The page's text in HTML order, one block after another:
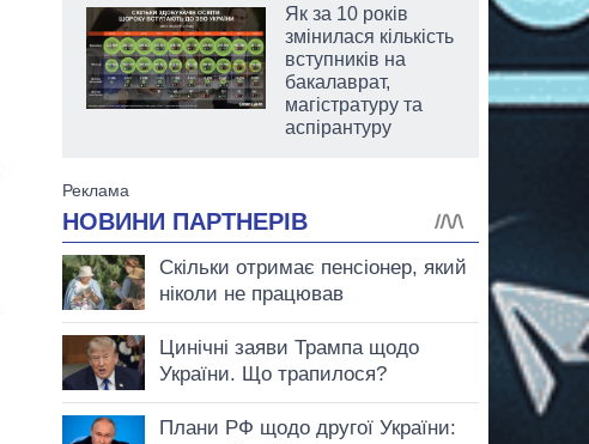
Як за 10 років
змінилася кількість
вступників на
бакалаврат,
магістратуру та
аспірантуру